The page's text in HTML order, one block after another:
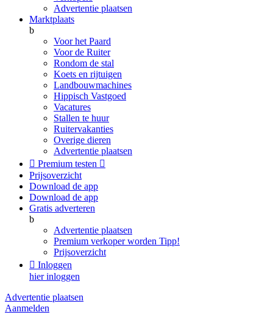
Advertentie plaatsen
Marktplaats
b
Voor het Paard
Voor de Ruiter
Rondom de stal
Koets en rijtuigen
Landbouwmachines
Hippisch Vastgoed
Vacatures
Stallen te huur
Ruitervakanties
Overige dieren
Advertentie plaatsen
 Premium testen 
Prijsoverzicht
Download de app
Download de app
Gratis adverteren
b
Advertentie plaatsen
Premium verkoper worden Tipp!
Prijsoverzicht
 Inloggen
hier inloggen
Advertentie plaatsen
Aanmelden